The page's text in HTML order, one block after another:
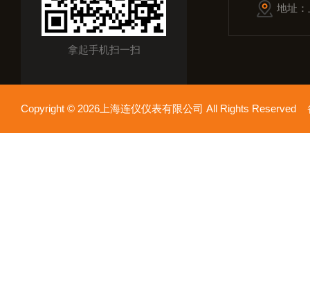
拿起手机扫一扫
地址
Copyright © 2026上海连仪仪表有限公司 All Rights Reserved